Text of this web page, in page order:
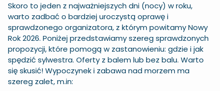
Skoro to jeden z najważniejszych dni (nocy) w roku,
warto zadbać o bardziej uroczystą oprawę i
sprawdzonego organizatora, z którym powitamy Nowy
Rok 2026. Poniżej przedstawiamy szereg sprawdzonych
propozycji, które pomogą w zastanowieniu: gdzie i jak
spędzić sylwestra. Oferty z balem lub bez balu. Warto
się skusić! Wypoczynek i zabawa nad morzem ma
szereg zalet, m.in: